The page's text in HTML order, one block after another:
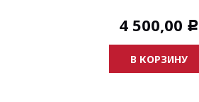
4 500,00 Р
В КОРЗИНУ